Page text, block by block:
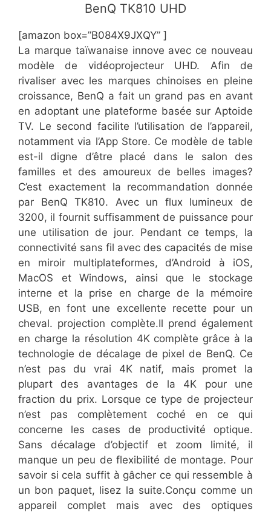
​​BenQ TK810 UHD
[amazon box=”​​B084X9JXQY” ]
​La marque taïwanaise innove avec ce nouveau
modèle de vidéoprojecteur UHD. Afin de
rivaliser avec les marques chinoises en pleine
croissance, BenQ a fait un grand pas en avant
en adoptant une plateforme basée sur Aptoide
TV. Le second facilite l’utilisation de l’appareil,
notamment via l’App Store. Ce modèle de table
est-il digne d’être placé dans le salon des
familles et des amoureux de belles images?
C’est exactement la recommandation donnée
par BenQ TK810. Avec un flux lumineux de
3200, il fournit suffisamment de puissance pour
une utilisation de jour. Pendant ce temps, la
connectivité sans fil avec des capacités de mise
en miroir multiplateformes, d’Android à iOS,
MacOS et Windows, ainsi que le stockage
interne et la prise en charge de la mémoire
USB, en font une excellente recette pour un
cheval. projection complète.Il prend également
en charge la résolution 4K complète grâce à la
technologie de décalage de pixel de BenQ. Ce
n’est pas du vrai 4K natif, mais promet la
plupart des avantages de la 4K pour une
fraction du prix. Lorsque ce type de projecteur
n’est pas complètement coché en ce qui
concerne les cases de productivité optique.
Sans décalage d’objectif et zoom limité, il
manque un peu de flexibilité de montage. Pour
savoir si cela suffit à gâcher ce qui ressemble à
un bon paquet, lisez la suite.Conçu comme un
appareil complet mais avec des optiques